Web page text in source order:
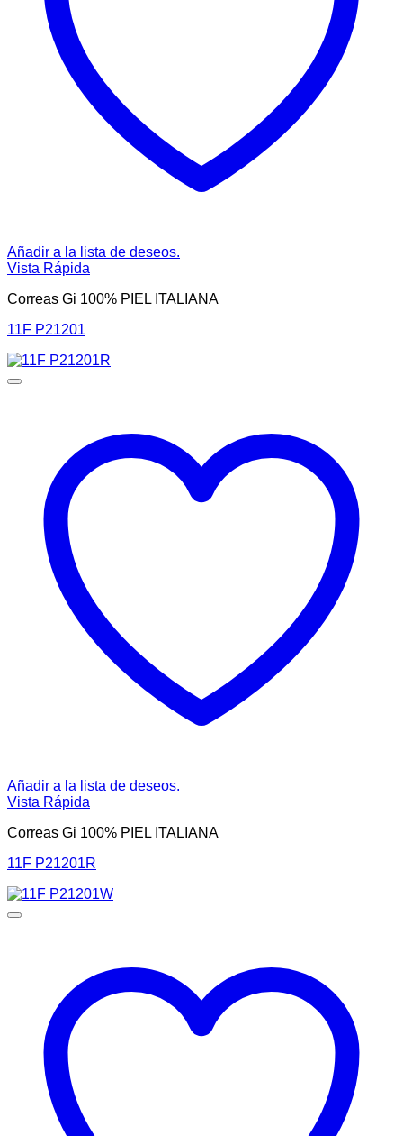
Añadir a la lista de deseos.
Vista Rápida
Correas Gi 100% PIEL ITALIANA
11F P21201
Añadir a la lista de deseos.
Vista Rápida
Correas Gi 100% PIEL ITALIANA
11F P21201R